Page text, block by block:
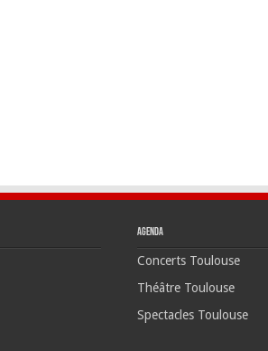
Agenda
Concerts Toulouse
Théâtre Toulouse
Spectacles Toulouse